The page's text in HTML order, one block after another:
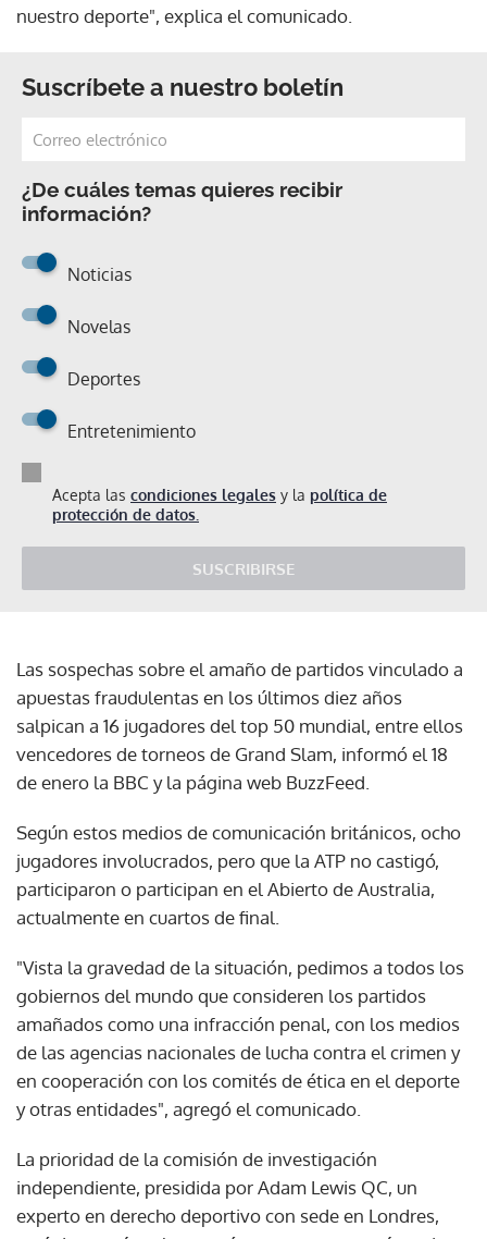
nuestro deporte", explica el comunicado.
Suscríbete a nuestro boletín
¿De cuáles temas quieres recibir
información?
Noticias
Novelas
Deportes
Entretenimiento
Acepta las condiciones legales y la política de
protección de datos.
SUSCRIBIRSE
Las sospechas sobre el amaño de partidos vinculado a
apuestas fraudulentas en los últimos diez años
salpican a 16 jugadores del top 50 mundial, entre ellos
vencedores de torneos de Grand Slam, informó el 18
de enero la BBC y la página web BuzzFeed.
Según estos medios de comunicación británicos, ocho
jugadores involucrados, pero que la ATP no castigó,
participaron o participan en el Abierto de Australia,
actualmente en cuartos de final.
"Vista la gravedad de la situación, pedimos a todos los
gobiernos del mundo que consideren los partidos
amañados como una infracción penal, con los medios
de las agencias nacionales de lucha contra el crimen y
en cooperación con los comités de ética en el deporte
y otras entidades", agregó el comunicado.
La prioridad de la comisión de investigación
independiente, presidida por Adam Lewis QC, un
experto en derecho deportivo con sede en Londres,